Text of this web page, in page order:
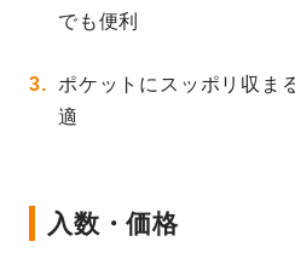
でも便利
ポケットにスッポリ収ま
適
入数・価格